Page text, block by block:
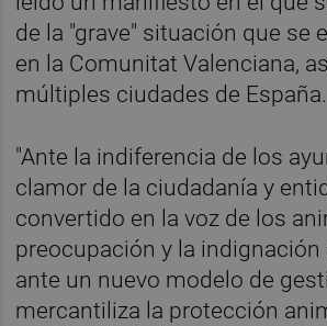
de la "grave" situación que se
en la Comunitat Valenciana,
múltiples ciudades de España.
"Ante la indiferencia de los
clamor de la ciudadanía y
convertido en la voz de los
preocupación y la indignación
ante un nuevo modelo de
mercantiliza la protección